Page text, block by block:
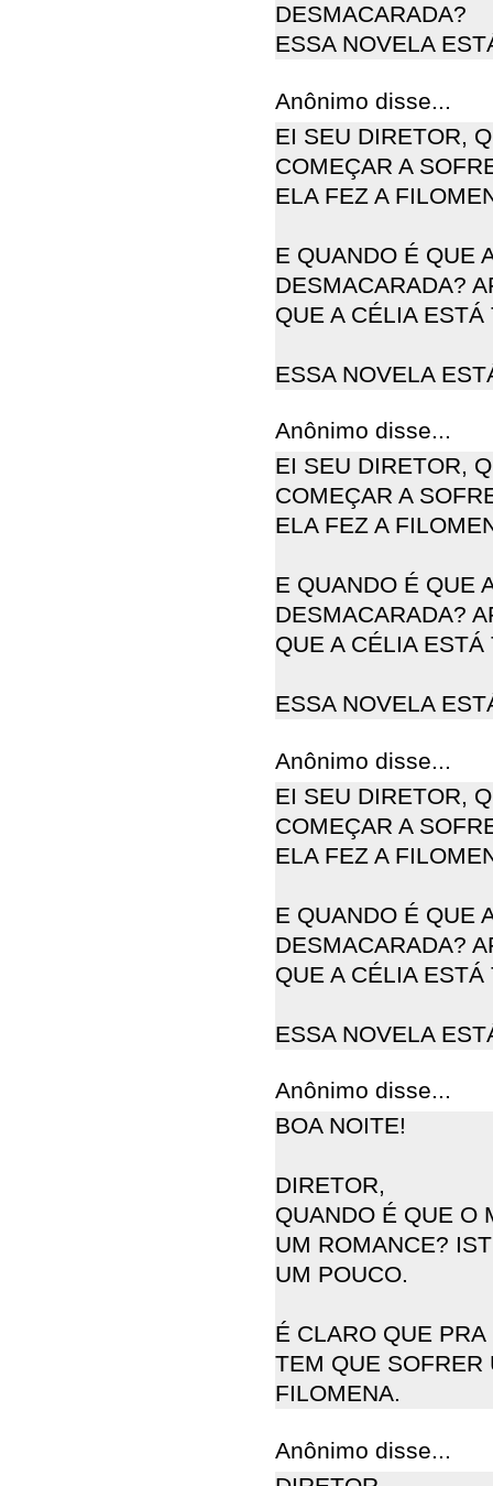
DESMACARADA?
ESSA NOVELA
Anônimo disse...
EI SEU DIRETOR,
COMEÇAR A
ELA FEZ A
E QUANDO É QUE
DESMACARADA?
QUE A CÉLIA
ESSA NOVELA
Anônimo disse...
EI SEU DIRETOR,
COMEÇAR A
ELA FEZ A
E QUANDO É QUE
DESMACARADA?
QUE A CÉLIA
ESSA NOVELA
Anônimo disse...
EI SEU DIRETOR,
COMEÇAR A
ELA FEZ A
E QUANDO É QUE
DESMACARADA?
QUE A CÉLIA
ESSA NOVELA
Anônimo disse...
BOA NOITE!
DIRETOR,
QUANDO É QUE O
UM ROMANCE?
UM POUCO.
É CLARO QUE
TEM QUE SOFRER
FILOMENA.
Anônimo disse...